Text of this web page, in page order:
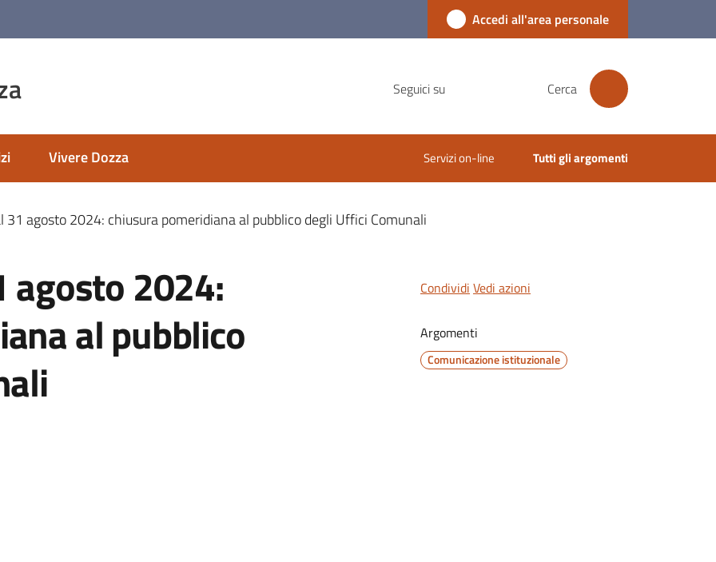
Accedi all'area personale
Seguici su Cerca
Vivere Dozza Servizi on-line Tutti gli argomenti
31 agosto 2024: chiusura pomeridiana al pubblico degli Uffici Comunali
agosto 2024:
al pubblico
Condividi Vedi azioni
Argomenti
Comunicazione istituzionale